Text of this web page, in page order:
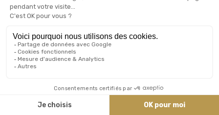
Achat Or Cagnes-sur-Mer
Mougins
66 avenue de Tournamy